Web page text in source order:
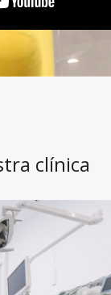
clínica